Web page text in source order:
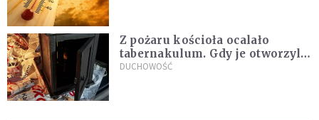
Z pożaru kościoła ocalało
tabernakulum. Gdy je otworzyli,
"zapach świeżego chleba
DUCHOWOŚĆ